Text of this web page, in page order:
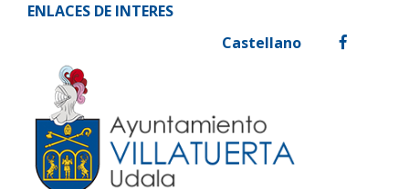
Ir al contenido
Ayuntamiento de
ENLACES DE INTERES
Castellano
facebook